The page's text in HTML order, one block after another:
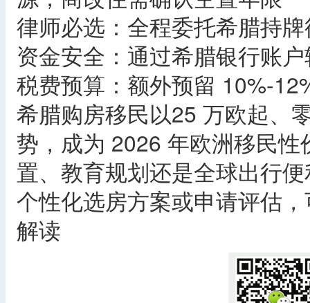
律师必选：全程委托希腊持
资金安全：通过希腊银行账
税费预算：额外预留 10%-
希腊购房移民以25 万欧起、
势，成为 2026 年欧洲移民
置、教育规划还是全球出行
个性化选房方案或申请评估
解读 ​